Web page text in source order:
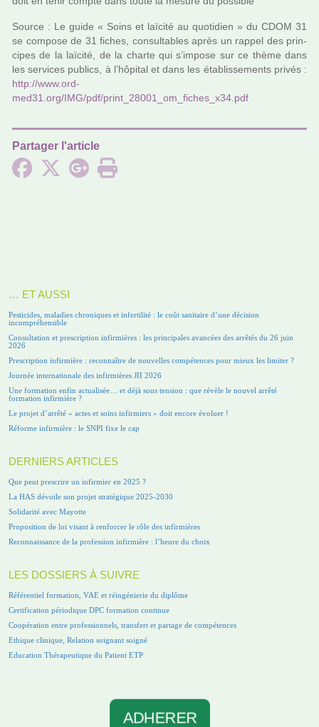
Source : Le guide « Soins et laï­cité au quo­ti­dien » du CDOM 31
se com­pose de 31 fiches, consul­ta­bles après un rappel des prin­
ci­pes de la laï­cité, de la charte qui s’impose sur ce thème dans
les ser­vi­ces publics, à l’hôpi­tal et dans les établissements privés :
http://www.ord­
med31.org/IMG/pdf/print_28001_om_fiches_x34.pdf
Partager l'article
… ET AUSSI
Pesticides, maladies chroniques et infertilité : le coût sanitaire d’une décision
incompréhensible
Consultation et prescription infirmières : les principales avancées des arrêtés du 26 juin
2026
Prescription infirmière : reconnaître de nouvelles compétences pour mieux les limiter ?
Journée internationale des infirmières JII 2026
Une formation enfin actualisée… et déjà sous tension : que révèle le nouvel arrêté
formation infirmière ?
Le projet d’arrêté « actes et soins infirmiers » doit encore évoluer !
Réforme infirmière : le SNPI fixe le cap
DERNIERS ARTICLES
Que peut prescrire un infirmier en 2025 ?
La HAS dévoile son projet stratégique 2025-2030
Solidarité avec Mayotte
Proposition de loi visant à renforcer le rôle des infirmières
Reconnaissance de la profession infirmière : l’heure du choix
LES DOSSIERS À SUIVRE
Référentiel formation, VAE et réingénierie du diplôme
Certification périodique DPC formation continue
Coopération entre professionnels, transfert et partage de compétences
Ethique clinique, Relation soignant soigné
Education Thérapeutique du Patient ETP
ADHERER